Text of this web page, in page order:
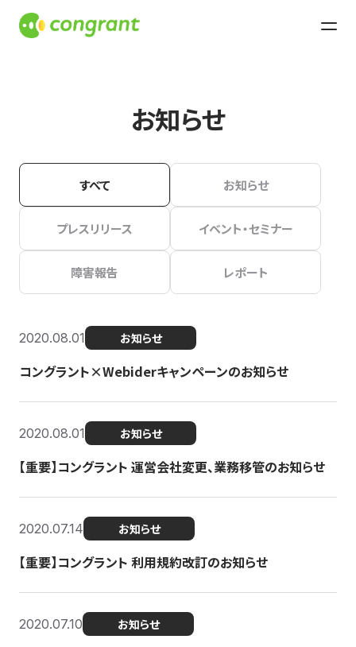
お知らせ
すべて お知らせ
プレスリリース イベント・セミナー
障害報告 レポート
2020.08.01 お知らせ
コングラント×Webiderキャンペーンのお知らせ
2020.08.01 お知らせ
【重要】コングラント 運営会社変更、業務移管のお知らせ
2020.07.14 お知らせ
【重要】コングラント 利用規約改訂のお知らせ
2020.07.10 お知らせ